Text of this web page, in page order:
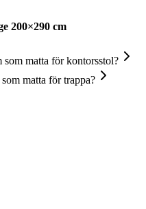
200×290 cm
matta för kontorsstol?
matta för trappa?